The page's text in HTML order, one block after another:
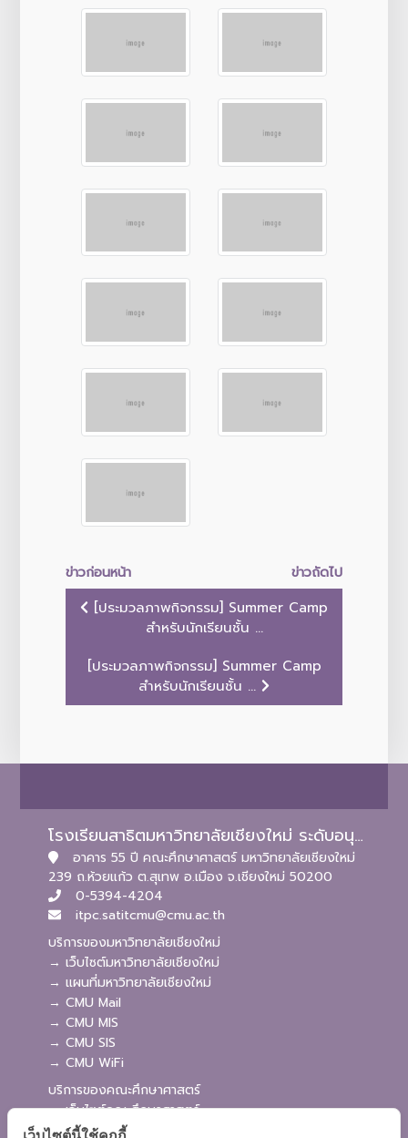
ข่าวก่อนหน้า
ข่าวถัดไป
[ประมวลภาพกิจกรรม] Summer Camp
สำหรับนักเรียนชั้น ...
[ประมวลภาพกิจกรรม] Summer Camp
สำหรับนักเรียนชั้น ...
โรงเรียนสาธิตมหาวิทยาลัยเชียงใหม่ ระดับอนุบาลและประถมศึกษา
อาคาร 55 ปี คณะศึกษาศาสตร์ มหาวิทยาลัยเชียงใหม่
239 ถ.ห้วยแก้ว ต.สุเทพ อ.เมือง จ.เชียงใหม่ 50200
0-5394-4204
itpc.satitcmu@cmu.ac.th
บริการของมหาวิทยาลัยเชียงใหม่
→ เว็บไซต์มหาวิทยาลัยเชียงใหม่
→ แผนที่มหาวิทยาลัยเชียงใหม่
→ CMU Mail
→ CMU MIS
→ CMU SIS
→ CMU WiFi
บริการของคณะศึกษาศาสตร์
→ เว็บไซต์คณะศึกษาศาสตร์
→ ระบบจัดการเว็บไซต์